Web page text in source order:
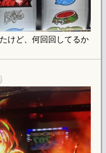
けど、何回回してるか